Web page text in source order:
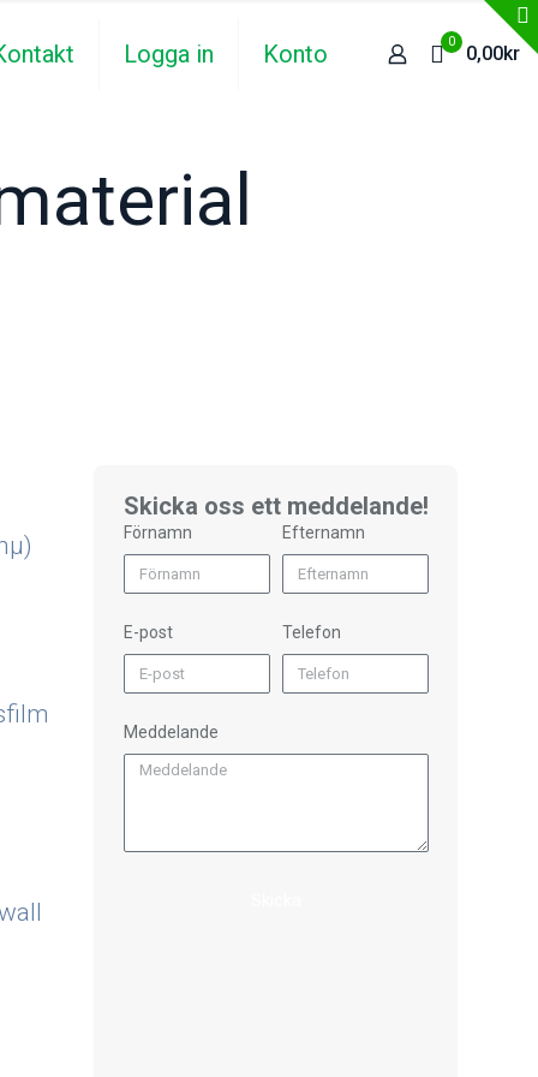
Logga in Konto 0
0,00kr
Skicka oss ett meddelande!
Förnamn Efternamn
E-post Telefon
Meddelande